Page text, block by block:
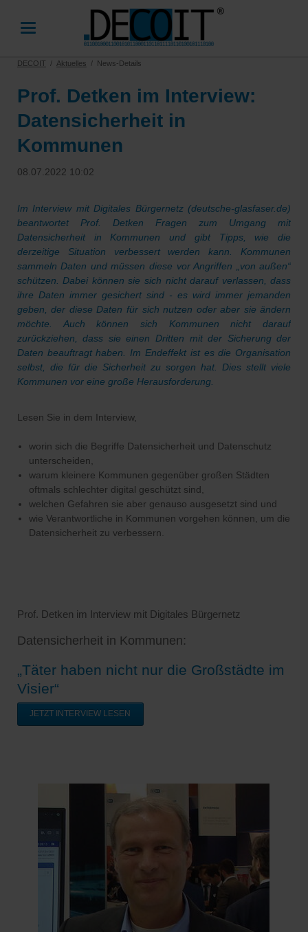
DECOIT Aktuelles News-Details
Prof. Detken im Interview:
Datensicherheit in
Kommunen
08.07.2022 10:02
Im Interview mit Digitales Bürgernetz (deutsche-glasfaser.de)
beantwortet Prof. Detken Fragen zum Umgang mit
Datensicherheit in Kommunen und gibt Tipps, wie die
derzeitige Situation verbessert werden kann. Kommunen
sammeln Daten und müssen diese vor Angriffen „von außen“
schützen. Dabei können sie sich nicht darauf verlassen, dass
ihre Daten immer gesichert sind - es wird immer jemanden
geben, der diese Daten für sich nutzen oder aber sie ändern
möchte. Auch können sich Kommunen nicht darauf
zurückziehen, dass sie einen Dritten mit der Sicherung der
Daten beauftragt haben. Im Endeffekt ist es die Organisation
selbst, die für die Sicherheit zu sorgen hat. Dies stellt viele
Kommunen vor eine große Herausforderung.
Lesen Sie in dem Interview,
worin sich die Begriffe Datensicherheit und Datenschutz
unterscheiden,
warum kleinere Kommunen gegenüber großen Städten
oftmals schlechter digital geschützt sind,
welchen Gefahren sie aber genauso ausgesetzt sind und
wie Verantwortliche in Kommunen vorgehen können, um die
Datensicherheit zu verbessern.
Prof. Detken im Interview mit Digitales Bürgernetz
Datensicherheit in Kommunen:
„Täter haben nicht nur die Großstädte im
Visier“
JETZT INTERVIEW LESEN